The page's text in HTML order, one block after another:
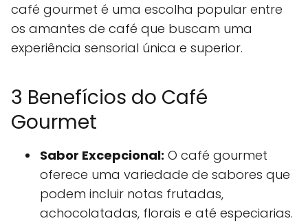
café gourmet é uma escolha popular entre
os amantes de café que buscam uma
experiência sensorial única e superior.
3 Benefícios do Café
Gourmet
Sabor Excepcional: O café gourmet
oferece uma variedade de sabores que
podem incluir notas frutadas,
achocolatadas, florais e até especiarias.